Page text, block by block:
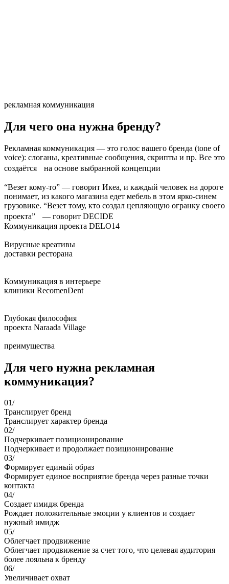
рекламная коммуникация
Для чего она нужна бренду?
Рекламная коммуникация — это голос вашего бренда (tone of
voice): слоганы, креативные сообщения, скрипты и пр. Все это
создаётся на основе выбранной концепции
“Везет кому-то” — говорит Икеа, и каждый человек на дороге
понимает, из какого магазина едет мебель в этом ярко-синем
грузовике. “Везет тому, кто создал цепляющую огранку своего
проекта” — говорит DECIDE
Коммуникация проекта DELO14
Вирусные креативы
доставки ресторана
Коммуникация в интерьере
клиники RecomenDent
Глубокая философия
проекта Naraada Village
преимущества
Для чего нужна рекламная
коммуникация?
01/
Транслирует бренд
Транслирует характер бренда
02/
Подчеркивает позиционирование
Подчеркивает и продолжает позиционирование
03/
Формирует единый образ
Формирует единое восприятие бренда через разные точки
контакта
04/
Создает имидж бренда
Рождает положительные эмоции у клиентов и создает
нужный имидж
05/
Облегчает продвижение
Облегчает продвижение за счет того, что целевая аудитория
более лояльна к бренду
06/
Увеличивает охват